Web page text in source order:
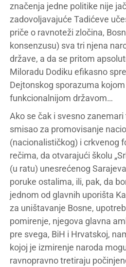
značenja jedne politike nije
zadovoljavajuće Tadićeve
priče o ravnoteži zločina,
konsenzusu) sva tri njena
države, a da se pritom
Miloradu Dodiku efikasno
Dejtonskog sporazuma
funkcionalnijom državom…
Ako se čak i svesno
smisao za promovisanje
(nacionalističkog) i crkvenog
rečima, da otvarajući školu
(u ratu) unesrećenog
poruke ostalima, ili, pak, da
jednom od glavnih uporišta
za uništavanje Bosne,
pomirenje, njegova glavna
pre svega, BiH i Hrvatskoj,
kojoj je izmirenje naroda
ravnopravno tretiraju